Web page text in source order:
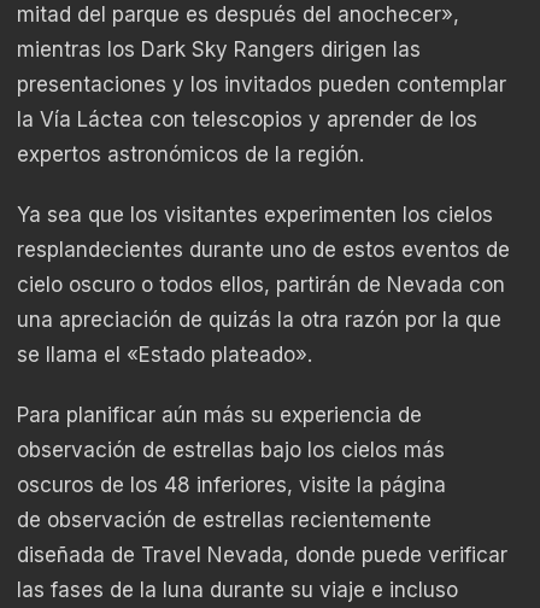
mitad del parque es después del anochecer»,
mientras los Dark Sky Rangers dirigen las
presentaciones y los invitados pueden contemplar
la Vía Láctea con telescopios y aprender de los
expertos astronómicos de la región.
Ya sea que los visitantes experimenten los cielos
resplandecientes durante uno de estos eventos de
cielo oscuro o todos ellos, partirán de Nevada con
una apreciación de quizás la otra razón por la que
se llama el «Estado plateado».
Para planificar aún más su experiencia de
observación de estrellas bajo los cielos más
oscuros de los 48 inferiores, visite la página
de observación de estrellas recientemente
diseñada de Travel Nevada, donde puede verificar
las fases de la luna durante su viaje e incluso